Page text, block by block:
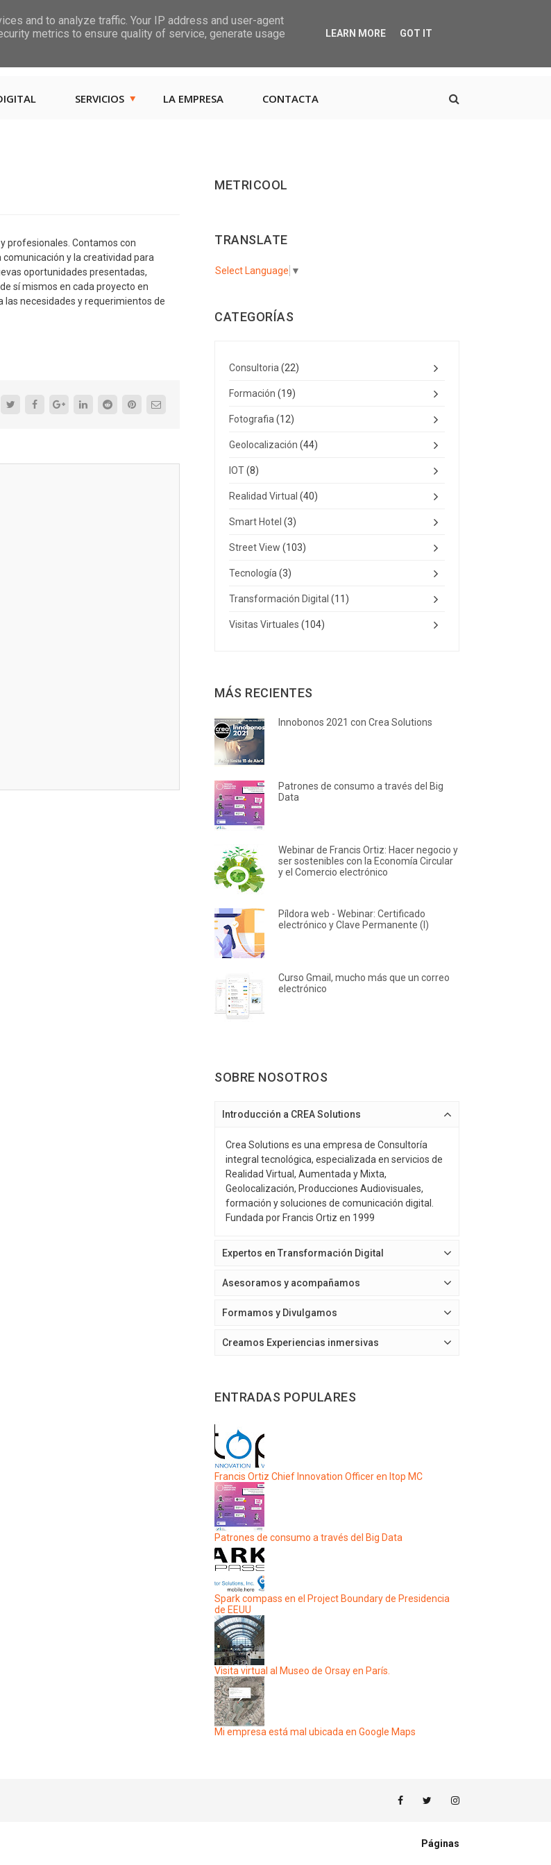
Las, Calle las Jarcias, 4, 38670 CDTCA, Tenerife +34.615.684.195
SERVICIOS LA EMPRESA CONTACTA
profesionales. Contamos con
y la creatividad para
oportunidades presentadas,
sí mismos en cada proyecto en
las necesidades y requerimientos de
METRICOOL
TRANSLATE
Select Language ▼
CATEGORÍAS
Consultoria(22)
Formación (19)
Fotografia(12)
Geolocalización (44)
IOT(8)
Realidad Virtual (40)
Smart Hotel (3)
Street View (103)
Tecnología(3)
Transformación Digital (11)
Visitas Virtuales (104)
MÁS RECIENTES
Innobonos 2021 con Crea Solutions
Patrones de consumo a través del Big
Data
Webinar de Francis Ortiz: Hacer negocio y
ser sostenibles con la Economía Circular
y el Comercio electrónico
Píldora web - Webinar: Certificado
electrónico y Clave Permanente (I)
Curso Gmail, mucho más que un correo
electrónico
SOBRE NOSOTROS
Introducción a CREA Solutions
Crea Solutions es una empresa de Consultoría
integral tecnológica, especializada en servicios de
Realidad Virtual, Aumentada y Mixta,
Geolocalización, Producciones Audiovisuales,
formación y soluciones de comunicación digital.
Fundada por Francis Ortiz en 1999
Expertos en Transformación Digital
Asesoramos y acompañamos
Formamos y Divulgamos
Creamos Experiencias inmersivas
ENTRADAS POPULARES
Francis Ortiz Chief Innovation Officer en Itop MC
Patrones de consumo a través del Big Data
Spark compass en el Project Boundary de Presidencia
de EEUU
Visita virtual al Museo de Orsay en París.
Mi empresa está mal ubicada en Google Maps
Páginas
and to analyze traffic. Your IP address and user-agent
metrics to ensure quality of service, generate usage
LEARN MORE GOT IT